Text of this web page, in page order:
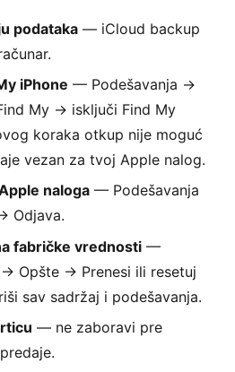
podataka — iCloud backup
iPhone — Podešavanja →
My → isključi Find My
koraka otkup nije moguć
vezan za tvoj Apple nalog.
naloga — Podešavanja
Odjava.
fabričke vrednosti —
→ Opšte → Prenesi ili resetuj
sav sadržaj i podešavanja.
— ne zaboravi pre